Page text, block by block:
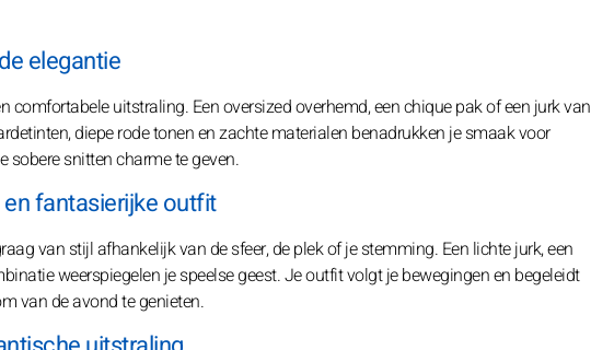
elegantie
comfortabele uitstraling. Een oversized overhemd, een chique pak of een jurk van
diepe rode tonen en zachte materialen benadrukken je smaak voor
sobere snitten charme te geven.
fantasierijke outfit
van stijl afhankelijk van de sfeer, de plek of je stemming. Een lichte jurk, een
weerspiegelen je speelse geest. Je outfit volgt je bewegingen en begeleidt
van de avond te genieten.